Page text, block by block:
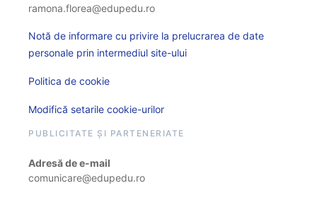
ramona.florea@edupedu.ro
Notă de informare cu privire la prelucrarea de date
personale prin intermediul site-ului
Politica de cookie
Modifică setarile cookie-urilor
PUBLICITATE ȘI PARTENERIATE
Adresă de e-mail
comunicare@edupedu.ro